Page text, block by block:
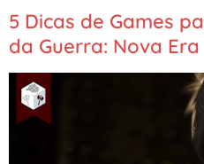
5 Dicas de Games
da Guerra: Nova Era